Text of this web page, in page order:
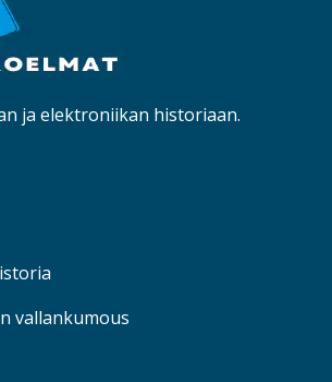
ja elektroniikan historiaan.
vallankumous